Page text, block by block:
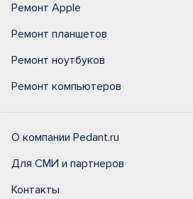
Ремонт Apple
Ремонт планшетов
Ремонт ноутбуков
Ремонт компьютеров
О компании Pedant.ru
Для СМИ и партнеров
Контакты